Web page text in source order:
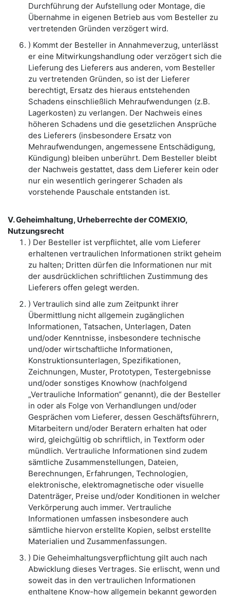
Durchführung der Aufstellung oder Montage, die
Übernahme in eigenen Betrieb aus vom Besteller zu
vertretenden Gründen verzögert wird.
) Kommt der Besteller in Annahmeverzug, unterlässt
er eine Mitwirkungshandlung oder verzögert sich die
Lieferung des Lieferers aus anderen, vom Besteller
zu vertretenden Gründen, so ist der Lieferer
berechtigt, Ersatz des hieraus entstehenden
Schadens einschließlich Mehraufwendungen (z.B.
Lagerkosten) zu verlangen. Der Nachweis eines
höheren Schadens und die gesetzlichen Ansprüche
des Lieferers (insbesondere Ersatz von
Mehraufwendungen, angemessene Entschädigung,
Kündigung) bleiben unberührt. Dem Besteller bleibt
der Nachweis gestattet, dass dem Lieferer kein oder
nur ein wesentlich geringerer Schaden als
vorstehende Pauschale entstanden ist.
V. Geheimhaltung, Urheberrechte der COMEXIO,
Nutzungsrecht
) Der Besteller ist verpflichtet, alle vom Lieferer
erhaltenen vertraulichen Informationen strikt geheim
zu halten; Dritten dürfen die Informationen nur mit
der ausdrücklichen schriftlichen Zustimmung des
Lieferers offen gelegt werden.
) Vertraulich sind alle zum Zeitpunkt ihrer
Übermittlung nicht allgemein zugänglichen
Informationen, Tatsachen, Unterlagen, Daten
und/oder Kenntnisse, insbesondere technische
und/oder wirtschaftliche Informationen,
Konstruktionsunterlagen, Spezifikationen,
Zeichnungen, Muster, Prototypen, Testergebnisse
und/oder sonstiges Knowhow (nachfolgend
„Vertrauliche Information“ genannt), die der Besteller
in oder als Folge von Verhandlungen und/oder
Gesprächen vom Lieferer, dessen Geschäftsführern,
Mitarbeitern und/oder Beratern erhalten hat oder
wird, gleichgültig ob schriftlich, in Textform oder
mündlich. Vertrauliche Informationen sind zudem
sämtliche Zusammenstellungen, Dateien,
Berechnungen, Erfahrungen, Technologien,
elektronische, elektromagnetische oder visuelle
Datenträger, Preise und/oder Konditionen in welcher
Verkörperung auch immer. Vertrauliche
Informationen umfassen insbesondere auch
sämtliche hiervon erstellte Kopien, selbst erstellte
Materialien und Zusammenfassungen.
) Die Geheimhaltungsverpflichtung gilt auch nach
Abwicklung dieses Vertrages. Sie erlischt, wenn und
soweit das in den vertraulichen Informationen
enthaltene Know-how allgemein bekannt geworden